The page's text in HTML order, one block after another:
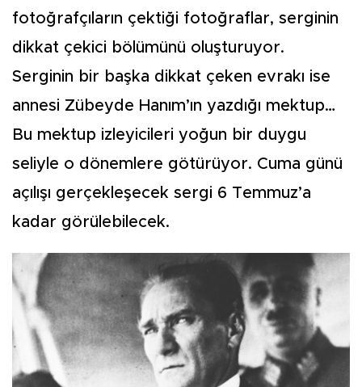
fotoğrafçıların çektiği fotoğraflar, serginin
dikkat çekici bölümünü oluşturuyor.
Serginin bir başka dikkat çeken evrakı ise
annesi Zübeyde Hanım’ın yazdığı mektup…
Bu mektup izleyicileri yoğun bir duygu
seliyle o dönemlere götürüyor. Cuma günü
açılışı gerçekleşecek sergi 6 Temmuz’a
kadar görülebilecek.